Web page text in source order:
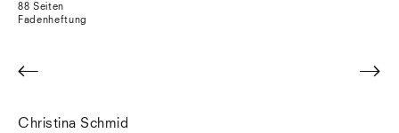
88 Seiten
Fadenheftung
>
<
Christina Schmid